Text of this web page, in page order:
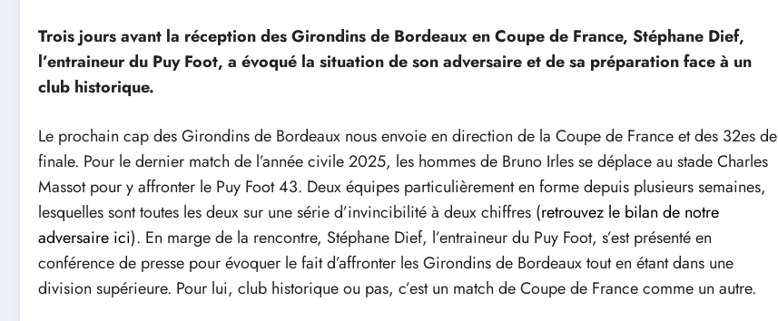
Trois jours avant la réception des Girondins de Bordeaux en Coupe de France, Stéphane Dief,
l’entraineur du Puy Foot, a évoqué la situation de son adversaire et de sa préparation face à un
club historique.
Le prochain cap des Girondins de Bordeaux nous envoie en direction de la Coupe de France et des 32es de
finale. Pour le dernier match de l’année civile 2025, les hommes de Bruno Irles se déplace au stade Charles
Massot pour y affronter le Puy Foot 43. Deux équipes particulièrement en forme depuis plusieurs semaines,
lesquelles sont toutes les deux sur une série d’invincibilité à deux chiffres (retrouvez le bilan de notre
adversaire ici). En marge de la rencontre, Stéphane Dief, l’entraineur du Puy Foot, s’est présenté en
conférence de presse pour évoquer le fait d’affronter les Girondins de Bordeaux tout en étant dans une
division supérieure. Pour lui, club historique ou pas, c’est un match de Coupe de France comme un autre.